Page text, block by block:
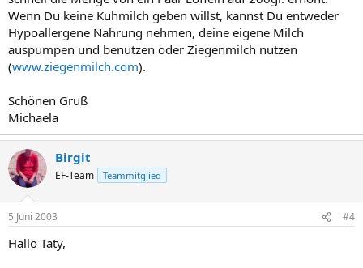
Wenn Du keine Kuhmilch geben willst, kannst Du entweder
Hypoallergene Nahrung nehmen, deine eigene Milch
auspumpen und benutzen oder Ziegenmilch nutzen
(www.ziegenmilch.com).
Schönen Gruß
Michaela
Birgit
EF-Team Teammitglied
5 Juni 2003 #4
Hallo Taty,